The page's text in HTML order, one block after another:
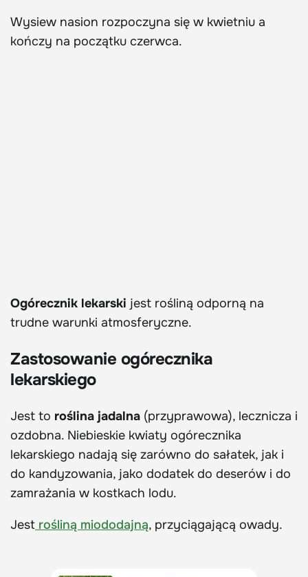
Wysiew nasion rozpoczyna się w kwietniu a
kończy na początku czerwca.
Ogórecznik lekarski jest rośliną odporną na
trudne warunki atmosferyczne.
Zastosowanie ogórecznika
lekarskiego
Jest to roślina jadalna (przyprawowa), lecznicza i
ozdobna. Niebieskie kwiaty ogórecznika
lekarskiego nadają się zarówno do sałatek, jak i
do kandyzowania, jako dodatek do deserów i do
zamrażania w kostkach lodu.
Jest rośliną miododajną, przyciągającą owady.